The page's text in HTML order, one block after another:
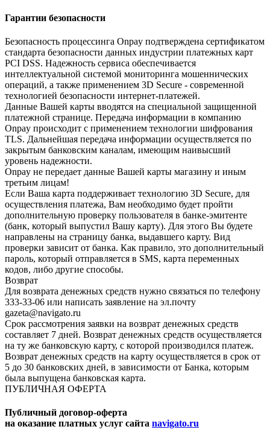
Гарантии безопасности
Безопасность процессинга Onpay подтверждена сертификатом
стандарта безопасности данных индустрии платежных карт
PCI DSS. Надежность сервиса обеспечивается
интеллектуальной системой мониторинга мошеннических
операций, а также применением 3D Secure - современной
технологией безопасности интернет-платежей.
Данные Вашей карты вводятся на специальной защищенной
платежной странице. Передача информации в компанию
Onpay происходит с применением технологии шифрования
TLS. Дальнейшая передача информации осуществляется по
закрытым банковским каналам, имеющим наивысший
уровень надежности.
Onpay не передает данные Вашей карты магазину и иным
третьим лицам!
Если Ваша карта поддерживает технологию 3D Secure, для
осуществления платежа, Вам необходимо будет пройти
дополнительную проверку пользователя в банке-эмитенте
(банк, который выпустил Вашу карту). Для этого Вы будете
направлены на страницу банка, выдавшего карту. Вид
проверки зависит от банка. Как правило, это дополнительный
пароль, который отправляется в SMS, карта переменных
кодов, либо другие способы.
Возврат
Для возврата денежных средств нужно связаться по телефону
333-33-06 или написать заявление на эл.почту
gazeta@navigato.ru
Срок рассмотрения заявки на возврат денежных средств
составляет 7 дней. Возврат денежных средств осуществляется
на ту же банковскую карту, с которой производился платеж.
Возврат денежных средств на карту осуществляется в срок от
5 до 30 банковских дней, в зависимости от Банка, которым
была выпущена банковская карта.
ПУБЛИЧНАЯ ОФЕРТА
Публичный договор-оферта
на оказание платных услуг сайта navigato.ru